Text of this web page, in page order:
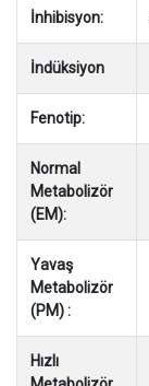
İnhibisyon:
İndüksiyon
Fenotip:
Normal
Metabolizör
(EM):
Yavaş
Metabolizör
(PM) :
Hızlı